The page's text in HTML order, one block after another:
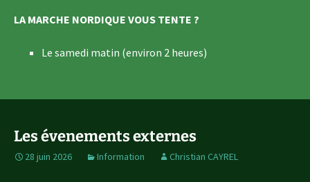
LA MARCHE NORDIQUE VOUS TENTE ?
Le samedi matin (environ 2 heures)
Les évenements externes
28 juin 2026 Information Christian CAYREL